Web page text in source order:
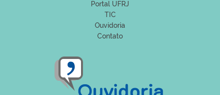
Portal UFRJ
TIC
Ouvidoria
Contato